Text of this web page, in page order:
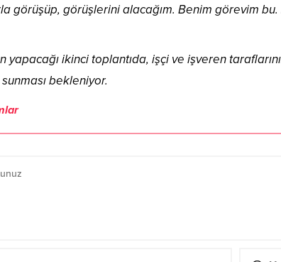
görüşüp, görüşlerini alacağım. Benim görevim
yapacağı ikinci toplantıda, işçi ve işveren
bekleniyor.